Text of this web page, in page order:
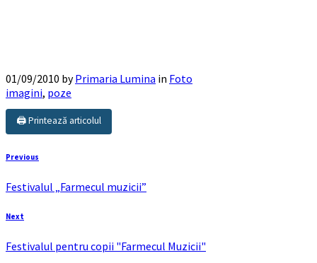
01/09/2010 byPrimaria Lumina in Foto
imagini, poze
🖨️ Printează articolul
Previous
Festivalul „Farmecul muzicii”
Next
Festivalul pentru copii "Farmecul Muzicii"